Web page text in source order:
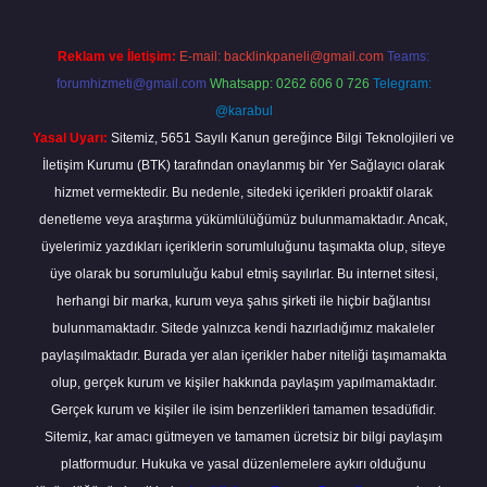
Reklam ve İletişim: E-mail: backlinkpaneli@gmail.com Teams:
forumhizmeti@gmail.com Whatsapp: 0262 606 0 726 Telegram:
@karabul
Yasal Uyarı: Sitemiz, 5651 Sayılı Kanun gereğince Bilgi Teknolojileri ve
İletişim Kurumu (BTK) tarafından onaylanmış bir Yer Sağlayıcı olarak
hizmet vermektedir. Bu nedenle, sitedeki içerikleri proaktif olarak
denetleme veya araştırma yükümlülüğümüz bulunmamaktadır. Ancak,
üyelerimiz yazdıkları içeriklerin sorumluluğunu taşımakta olup, siteye
üye olarak bu sorumluluğu kabul etmiş sayılırlar. Bu internet sitesi,
herhangi bir marka, kurum veya şahıs şirketi ile hiçbir bağlantısı
bulunmamaktadır. Sitede yalnızca kendi hazırladığımız makaleler
paylaşılmaktadır. Burada yer alan içerikler haber niteliği taşımamakta
olup, gerçek kurum ve kişiler hakkında paylaşım yapılmamaktadır.
Gerçek kurum ve kişiler ile isim benzerlikleri tamamen tesadüfidir.
Sitemiz, kar amacı gütmeyen ve tamamen ücretsiz bir bilgi paylaşım
platformudur. Hukuka ve yasal düzenlemelere aykırı olduğunu